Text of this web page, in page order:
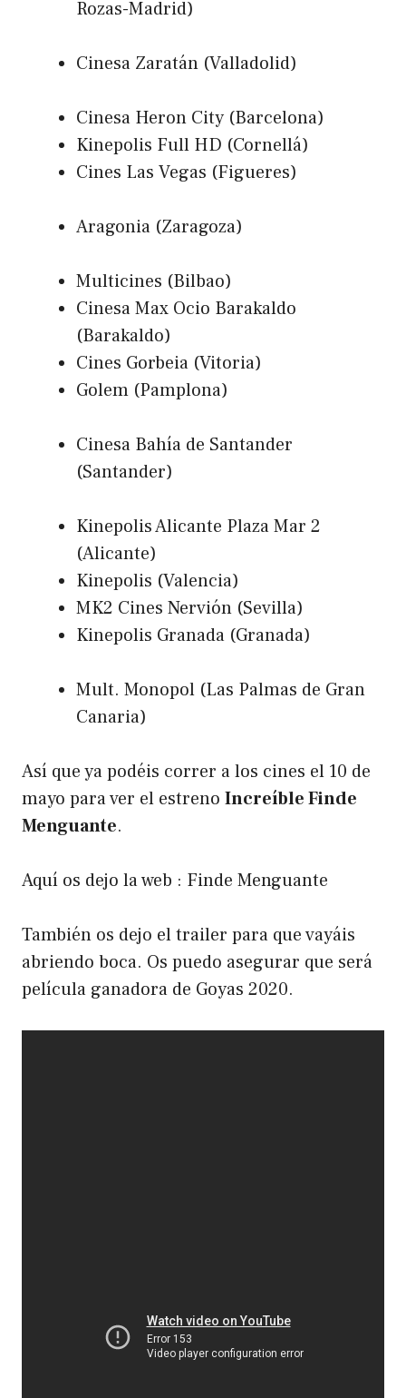
Rozas-Madrid)
Cinesa Zaratán (Valladolid)
Cinesa Heron City (Barcelona)
Kinepolis Full HD (Cornellá)
Cines Las Vegas (Figueres)
Aragonia (Zaragoza)
Multicines (Bilbao)
Cinesa Max Ocio Barakaldo
(Barakaldo)
Cines Gorbeia (Vitoria)
Golem (Pamplona)
Cinesa Bahía de Santander
(Santander)
Kinepolis Alicante Plaza Mar 2
(Alicante)
Kinepolis (Valencia)
MK2 Cines Nervión (Sevilla)
Kinepolis Granada (Granada)
Mult. Monopol (Las Palmas de Gran
Canaria)
Así que ya podéis correr a los cines el 10 de
mayo para ver el estreno Increíble Finde
Menguante.
Aquí os dejo la web : Finde Menguante
También os dejo el trailer para que vayáis
abriendo boca. Os puedo asegurar que será
película ganadora de Goyas 2020.